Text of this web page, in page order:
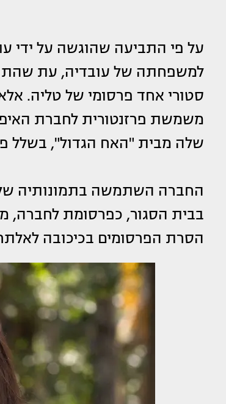
על פי התביעה שהוגשה על ידי
סטורי אחד פרסומי של טליה.
משמשת פרזנטורית לחברת
שלה מבית "האח הגדול", בשלל
החברה השתמשה בתמונותיה
בבית הסגור, כפרסומת לחברה,
הסרת הפרסומים בכיכובה לאלתר ודרישה